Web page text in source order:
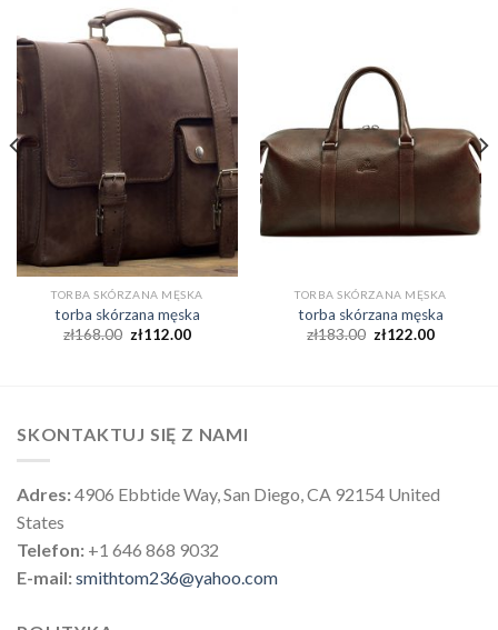
TORBA SKÓRZANA MĘSKA
torba skórzana męska
zł168.00 zł112.00
TORBA SKÓRZANA MĘSKA
torba skórzana męska
zł183.00 zł122.00
SKONTAKTUJ SIĘ Z NAMI
Adres:4906 Ebbtide Way, San Diego, CA 92154 United
States
Telefon: +1 646 868 9032
E-mail:smithtom236@yahoo.com